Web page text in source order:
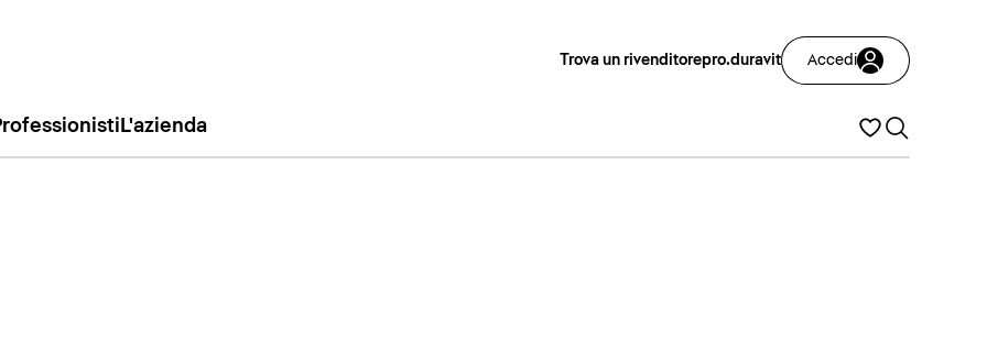
Trova un rivenditorepro.duravit Accedi
L'azienda